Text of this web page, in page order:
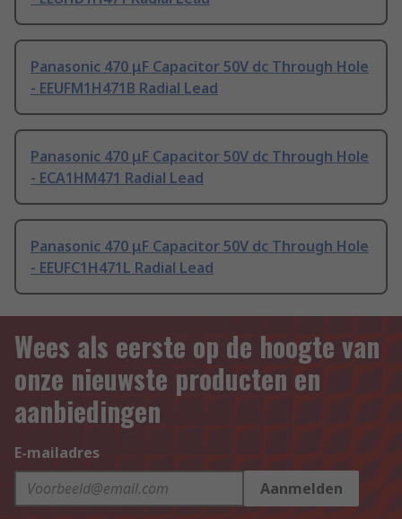
Panasonic 470 μF Capacitor 50V dc Through Hole
- EEUFM1H471B Radial Lead
Panasonic 470 μF Capacitor 50V dc Through Hole
- ECA1HM471 Radial Lead
Panasonic 470 μF Capacitor 50V dc Through Hole
- EEUFC1H471L Radial Lead
Wees als eerste op de hoogte van
onze nieuwste producten en
aanbiedingen
E-mailadres
Aanmelden